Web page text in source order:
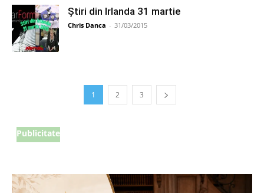
Știri din Irlanda 31 martie
Chris Danca - 31/03/2015
1 2 3
Publicitate